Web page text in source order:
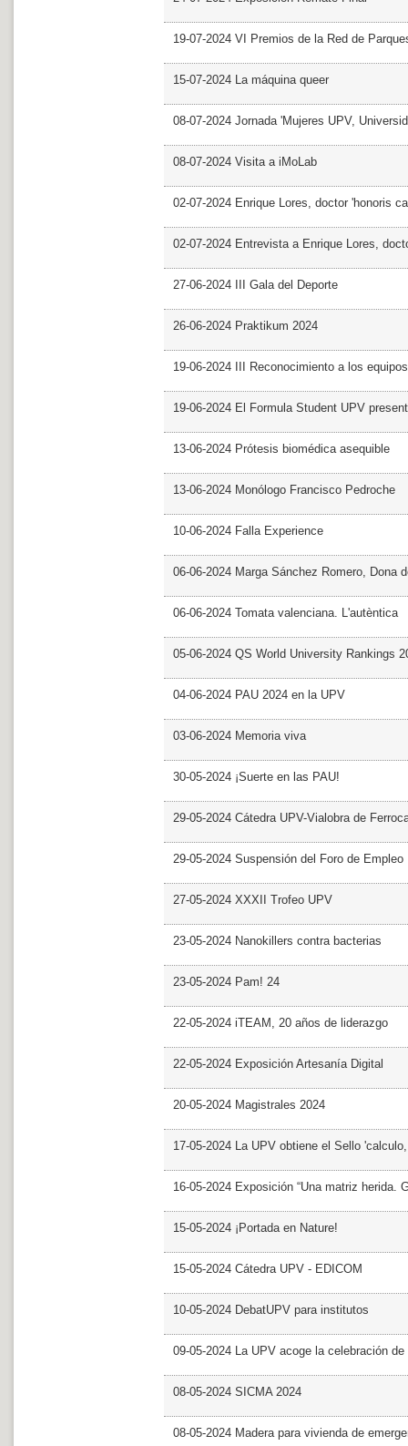
19-07-2024 VI Premios de la Red de
15-07-2024 La máquina queer
08-07-2024 Jornada 'Mujeres UPV,
08-07-2024 Visita a iMoLab
02-07-2024 Enrique Lores, doctor 'honoris
02-07-2024 Entrevista a Enrique Lores,
27-06-2024 III Gala del Deporte
26-06-2024 Praktikum 2024
19-06-2024 III Reconocimiento a los
19-06-2024 El Formula Student UPV
13-06-2024 Prótesis biomédica asequible
13-06-2024 Monólogo Francisco Pedroche
10-06-2024 Falla Experience
06-06-2024 Marga Sánchez Romero, Dona
06-06-2024 Tomata valenciana. L'autèntica
05-06-2024 QS World University Rankings
04-06-2024 PAU 2024 en la UPV
03-06-2024 Memoria viva
30-05-2024 ¡Suerte en las PAU!
29-05-2024 Cátedra UPV-Vialobra de
29-05-2024 Suspensión del Foro de Empleo
27-05-2024 XXXII Trofeo UPV
23-05-2024 Nanokillers contra bacterias
23-05-2024 Pam! 24
22-05-2024 iTEAM, 20 años de liderazgo
22-05-2024 Exposición Artesanía Digital
20-05-2024 Magistrales 2024
17-05-2024 La UPV obtiene el Sello
16-05-2024 Exposición “Una matriz herida.
15-05-2024 ¡Portada en Nature!
15-05-2024 Cátedra UPV - EDICOM
10-05-2024 DebatUPV para institutos
09-05-2024 La UPV acoge la celebración
08-05-2024 SICMA 2024
08-05-2024 Madera para vivienda de